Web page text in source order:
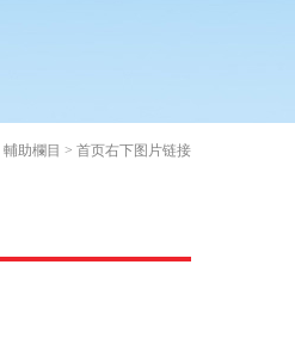
輔助欄目 > 首页右下图片链接